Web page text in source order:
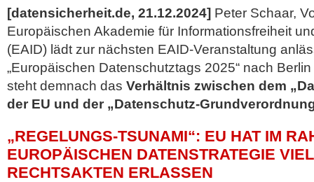
[datensicherheit.de, 21.12.2024] Peter Schaar,
Europäischen Akademie für Informationsfreiheit
(EAID) lädt zur nächsten EAID-Veranstaltung
„Europäischen Datenschutztags 2025“ nach
steht demnach das Verhältnis zwischen dem
der EU und der „Datenschutz-
„REGELUNGS-TSUNAMI“: EU HAT IM
EUROPÄISCHEN DATENSTRATEGIE
RECHTSAKTEN ERLASSEN